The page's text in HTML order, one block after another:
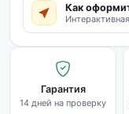
Как
Гарантия
14 дней на проверку